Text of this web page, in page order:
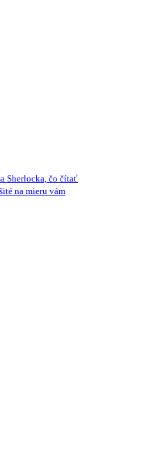
Sherlocka, čo čítať
na mieru vám